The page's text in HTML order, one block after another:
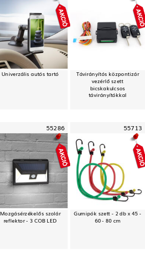
Univerzális autós tartó
Távirányítós központizár
vezérlő szett
bicskakulcsos
távirányítókkal
55286
Mozgásérzékelős szolár
reflektor - 3 COB LED
55713
Gumipók szett - 2 db x 45 -
60 - 80 cm